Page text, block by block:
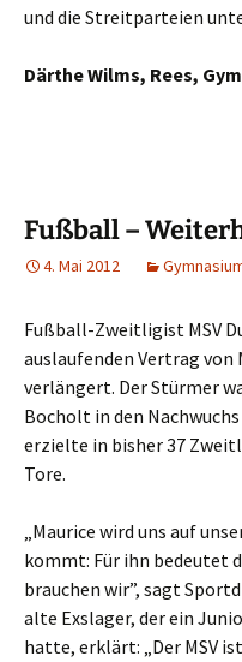
und die Streitparteien
Därthe Wilms, Rees,
Fußball –
4. Mai 2012
Fußball-Zweitligist MSV
auslaufenden Vertrag von
verlängert. Der Stürmer
Bocholt in den
erzielte in bisher 37
Tore.
„Maurice wird uns auf
kommt: Für ihn bedeutet
brauchen wir”, sagt
alte Exslager, der ein
hatte, erklärt: „Der MSV